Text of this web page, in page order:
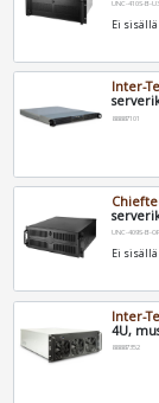
UNC-410S-B-
Ei
Inter-
88887101
UNC-409S-B-OP
Ei
Inter-
4U,
88887352